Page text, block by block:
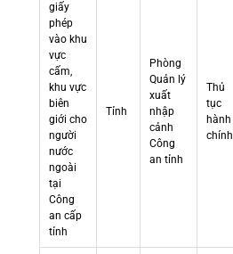
giấy
phép
vào khu
vực
cấm,
khu vực
biên
giới cho
người
nước
ngoài
tại
Công
an cấp
tỉnh
Tỉnh
Phòng
Quản lý
xuất
nhập
cảnh
Công
an tỉnh
Thủ
tục
hành
chính